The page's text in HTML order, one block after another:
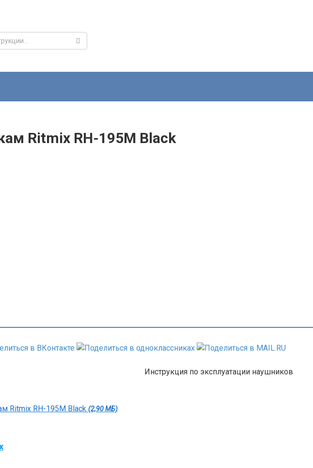
Ritmix RH-195M Black
Инструкция по эксплуатации наушников
Ritmix RH-195M Black (2,90 МБ)